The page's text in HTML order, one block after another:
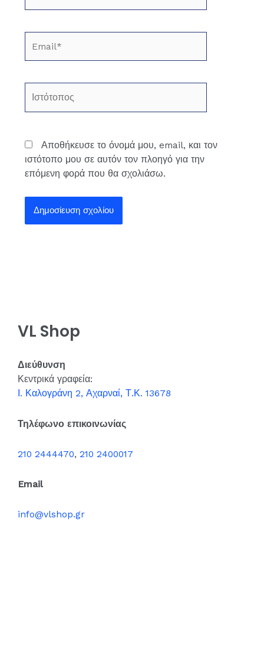
Αποθήκευσε το όνομά μου, email, και τον
ιστότοπο μου σε αυτόν τον πλοηγό για την
επόμενη φορά που θα σχολιάσω.
VL Shop
Διεύθυνση
Κεντρικά γραφεία:
Ι. Καλογράνη 2, Αχαρναί, Τ.Κ. 13678
Τηλέφωνο επικοινωνίας
210 2444470, 210 2400017
Email
info@vlshop.gr